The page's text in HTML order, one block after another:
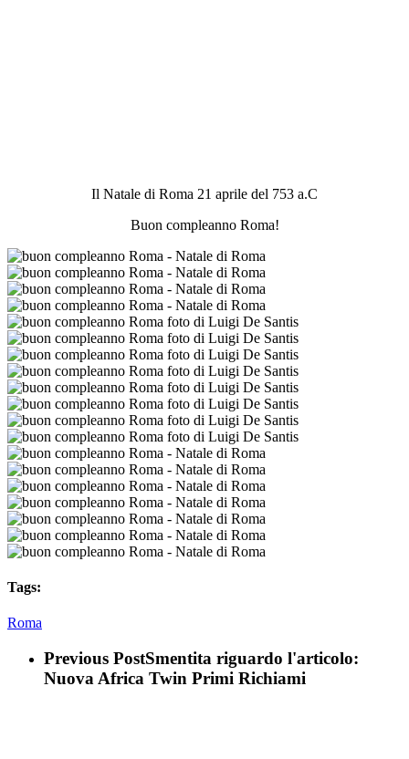
Il Natale di Roma 21 aprile del 753 a.C
Buon compleanno Roma!
Tags:
Roma
Previous PostSmentita riguardo l'articolo:
Nuova Africa Twin Primi Richiami